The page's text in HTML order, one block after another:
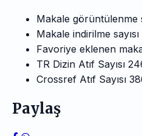
Makale görüntülenme
Makale indirilme sayısı
Favoriye eklenen
TR Dizin Atıf Sayısı
Crossref Atıf Sayısı
Paylaş